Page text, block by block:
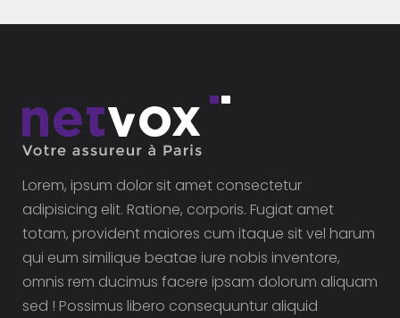
Lorem, ipsum dolor sit amet consectetur
adipisicing elit. Ratione, corporis. Fugiat amet
totam, provident maiores cum itaque sit vel harum
qui eum similique beatae iure nobis inventore,
omnis rem ducimus facere ipsam dolorum aliquam
sed ! Possimus libero consequuntur aliquid